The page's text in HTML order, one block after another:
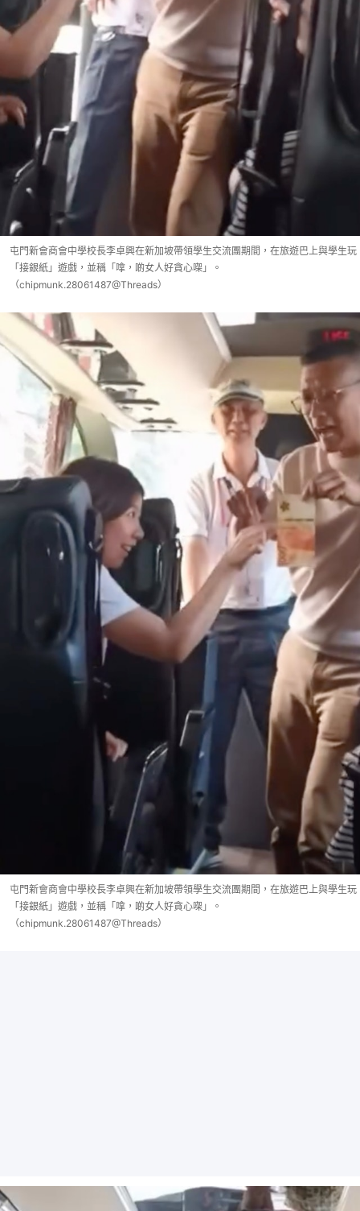
屯門新會商會中學校長李卓興在新加坡帶領學生交流團期間，在旅遊巴上與學生玩
「接銀紙」遊戲，並稱「嗱，啲女人好貪心㗎」。
（chipmunk.28061487@Threads）
屯門新會商會中學校長李卓興在新加坡帶領學生交流團期間，在旅遊巴上與學生玩
「接銀紙」遊戲，並稱「嗱，啲女人好貪心㗎」。
（chipmunk.28061487@Threads）